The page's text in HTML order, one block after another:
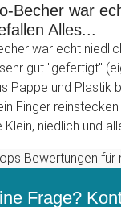
Becher war
Alles...
war echt
gut "gefertigt"
Pappe und Plastik
Finger
niedlich und
Frage?